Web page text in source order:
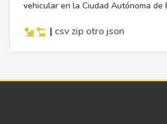
vehicular en la Ciudad Autónoma de
| csv zip otro json